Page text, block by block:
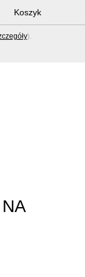
).
Koszyk